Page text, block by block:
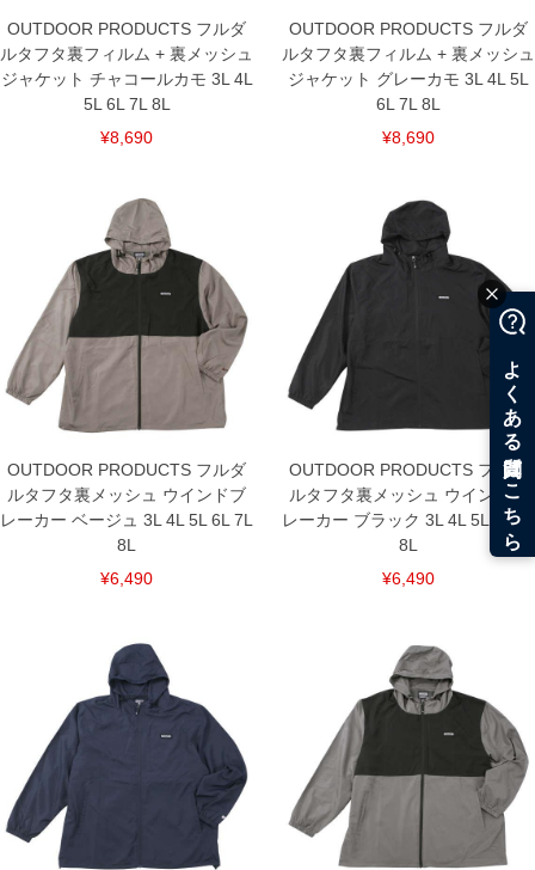
OUTDOOR PRODUCTS フルダ
ルタフタ裏フィルム + 裏メッシュ
ジャケット チャコールカモ 3L 4L
5L 6L 7L 8L
¥8,690
OUTDOOR PRODUCTS フルダ
ルタフタ裏フィルム + 裏メッシュ
ジャケット グレーカモ 3L 4L 5L
6L 7L 8L
¥8,690
OUTDOOR PRODUCTS フルダ
ルタフタ裏メッシュ ウインドブ
レーカー ベージュ 3L 4L 5L 6L 7L
8L
¥6,490
OUTDOOR PRODUCTS フルダ
ルタフタ裏メッシュ ウインドブ
レーカー ブラック 3L 4L 5L 6L 7L
8L
¥6,490